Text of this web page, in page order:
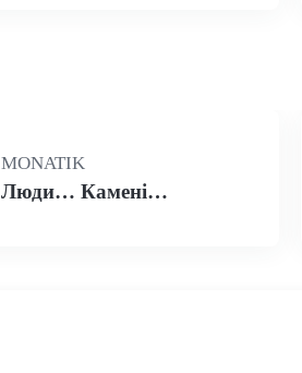
MONATIK
Люди… Камені…